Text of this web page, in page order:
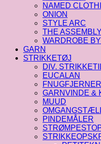
NAMED
ONION
STYLE ARC
THE
WARDROBE
GARN
STRIKKETØJ
DIV.
EUCALAN
FNUGFJERNER
GARNVINDE &
MUUD
PINDEMÅLER